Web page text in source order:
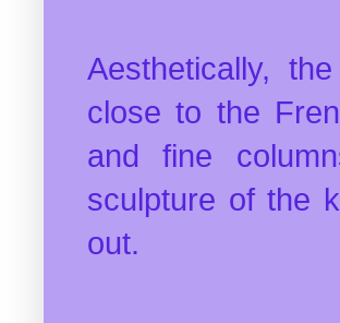
Aesthetically,
close to the
and fine
sculpture of the
out.